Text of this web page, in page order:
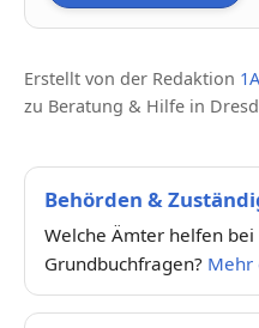
Erstellt von der Redaktion
zu Beratung & Hilfe in
Behörden &
Welche Ämter helfen
Grundbuchfragen? Mehr